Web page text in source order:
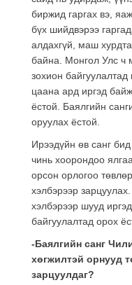
биржид гаргах вэ,
бүх шийдвэрээ
алдахгүй, маш
байна. Монгол Улс ч
зохион
цаана ард иргэд
ёстой. Баялгийн
оруулах ёстой.
Ирээдүйн өв санг
чинь хоорондоо
орсон орлогоо
хэлбэрээр
хэлбэрээр шууд
байгуулалтад орох
-Баялгийн санг
хөгжилтэй орнууд
зарцуулдаг?